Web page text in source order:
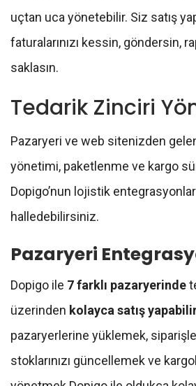
uçtan uca yönetebilir. Siz satış
faturalarınızı kessin, göndersin,
saklasın.
Tedarik Zinciri
Pazaryeri ve web sitenizden
yönetimi, paketlenme ve kargo
Dopigo’nun lojistik
halledebilirsiniz.
Pazaryeri
Dopigo ile 7 farklı pazaryerinde
üzerinden kolayca satış
pazaryerlerine yüklemek,
stoklarınızı güncellemek ve